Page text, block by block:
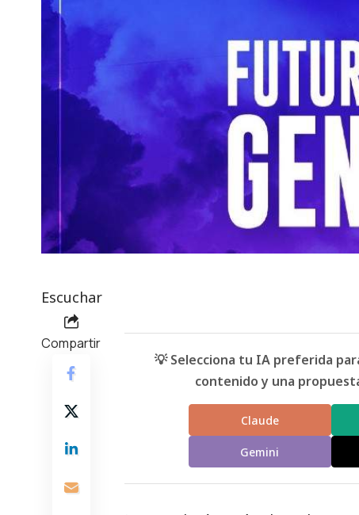
Escuchar
Compartir
💡 Selecciona tu IA preferida
contenido y una
Claude
Gemini